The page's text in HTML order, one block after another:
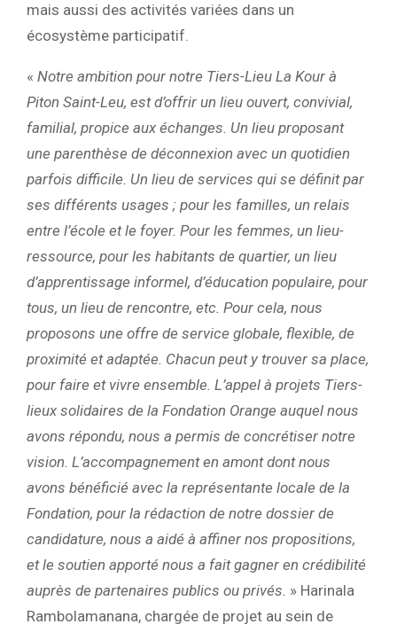
mais aussi des activités variées dans un
écosystème participatif.
« Notre ambition pour notre Tiers-Lieu La Kour à
Piton Saint-Leu, est d’offrir un lieu ouvert, convivial,
familial, propice aux échanges. Un lieu proposant
une parenthèse de déconnexion avec un quotidien
parfois difficile. Un lieu de services qui se définit par
ses différents usages ; pour les familles, un relais
entre l’école et le foyer. Pour les femmes, un lieu-
ressource, pour les habitants de quartier, un lieu
d’apprentissage informel, d’éducation populaire, pour
tous, un lieu de rencontre, etc. Pour cela, nous
proposons une offre de service globale, flexible, de
proximité et adaptée. Chacun peut y trouver sa place,
pour faire et vivre ensemble. L’appel à projets Tiers-
lieux solidaires de la Fondation Orange auquel nous
avons répondu, nous a permis de concrétiser notre
vision. L’accompagnement en amont dont nous
avons bénéficié avec la représentante locale de la
Fondation, pour la rédaction de notre dossier de
candidature, nous a aidé à affiner nos propositions,
et le soutien apporté nous a fait gagner en crédibilité
auprès de partenaires publics ou privés. » Harinala
Rambolamanana, chargée de projet au sein de